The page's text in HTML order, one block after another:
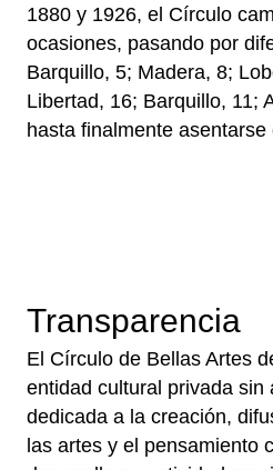
1880 y 1926, el Círculo
ocasiones, pasando por
Barquillo, 5; Madera, 8;
Libertad, 16; Barquillo, 11;
hasta finalmente asentarse
Transparencia
El Círculo de Bellas Artes
entidad cultural privada sin
dedicada a la creación,
las artes y el pensamiento